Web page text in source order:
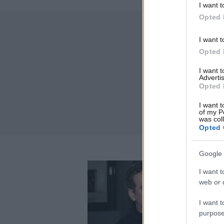
I want
Opted
I want
Opted
I want
Opted
I want
of my
was
Opted
Google
I want
web or
I want